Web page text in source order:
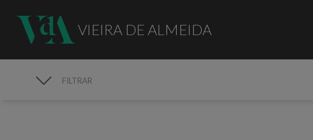
VIEIRA DE ALMEIDA
FILTRAR